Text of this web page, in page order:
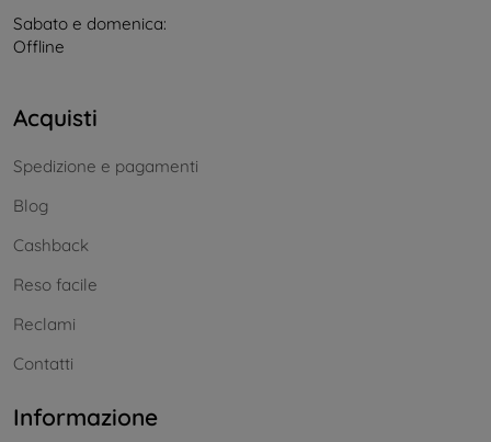
Sabato e domenica:
Offline
Acquisti
Spedizione e pagamenti
Blog
Cashback
Reso facile
Reclami
Contatti
Informazione